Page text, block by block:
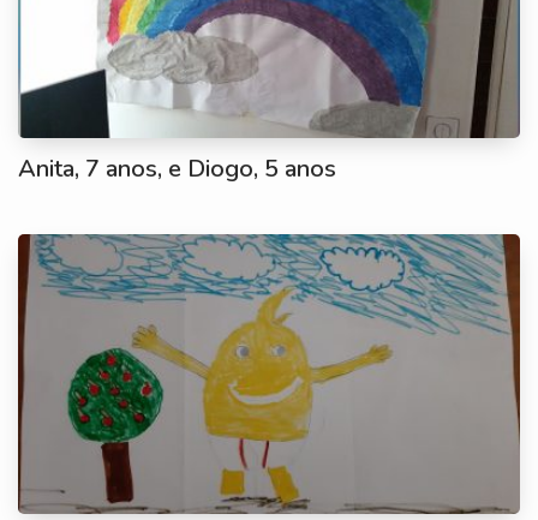
Anita, 7 anos, e Diogo, 5 anos